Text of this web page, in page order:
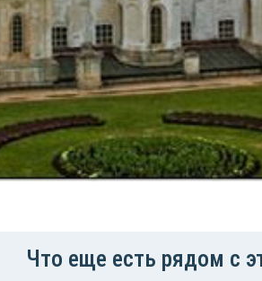
Что еще есть рядом с